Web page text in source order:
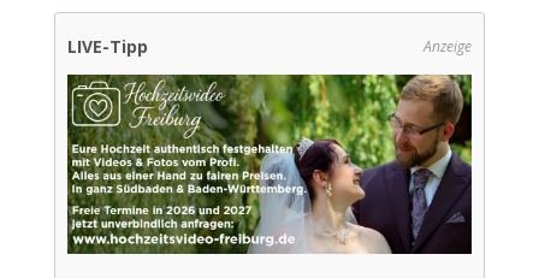
LIVE-Tipp Anzeige